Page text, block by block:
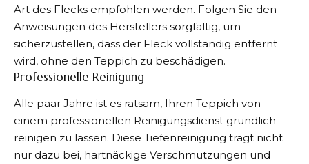
Art des Flecks empfohlen werden. Folgen Sie den
Anweisungen des Herstellers sorgfältig, um
sicherzustellen, dass der Fleck vollständig entfernt
wird, ohne den Teppich zu beschädigen.
Professionelle Reinigung
Alle paar Jahre ist es ratsam, Ihren Teppich von
einem professionellen Reinigungsdienst gründlich
reinigen zu lassen. Diese Tiefenreinigung trägt nicht
nur dazu bei, hartnäckige Verschmutzungen und